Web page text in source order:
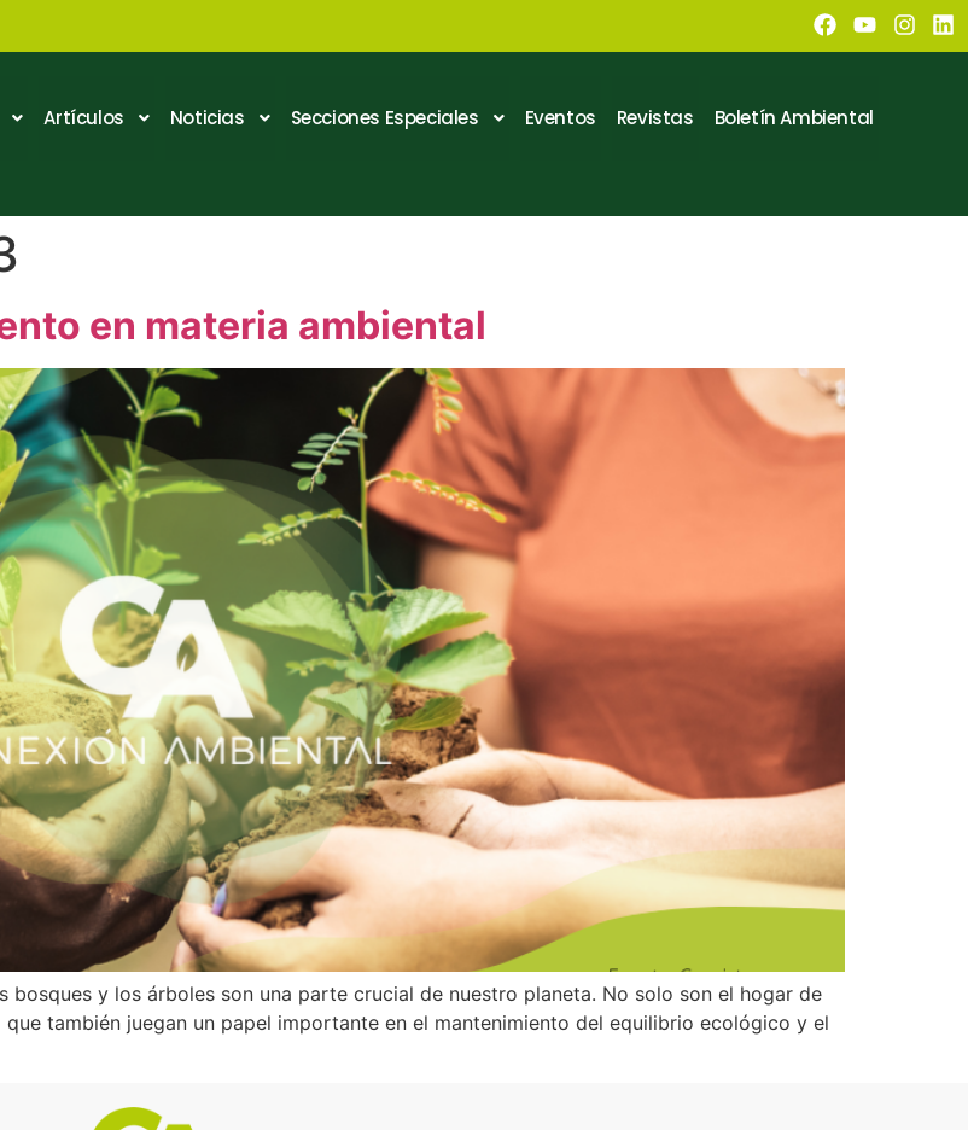
Artículos Noticias Secciones Especiales Eventos Revistas Boletín Ambiental
en materia ambiental
bosques y los árboles son una parte crucial de nuestro planeta. No solo son el hogar de
también juegan un papel importante en el mantenimiento del equilibrio ecológico y el